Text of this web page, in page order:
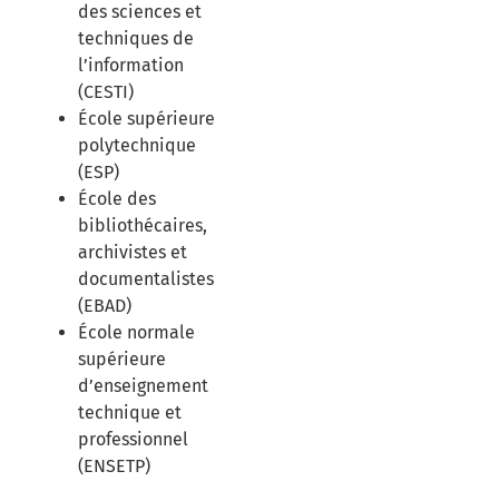
des sciences et
techniques de
l’information
(CESTI)
École supérieure
polytechnique
(ESP)
École des
bibliothécaires,
archivistes et
documentalistes
(EBAD)
École normale
supérieure
d’enseignement
technique et
professionnel
(ENSETP)